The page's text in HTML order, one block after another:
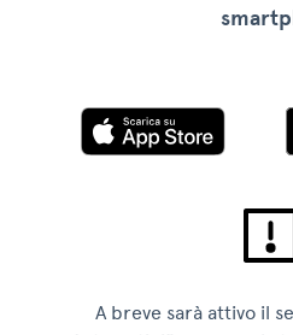
A breve sarà attivo il